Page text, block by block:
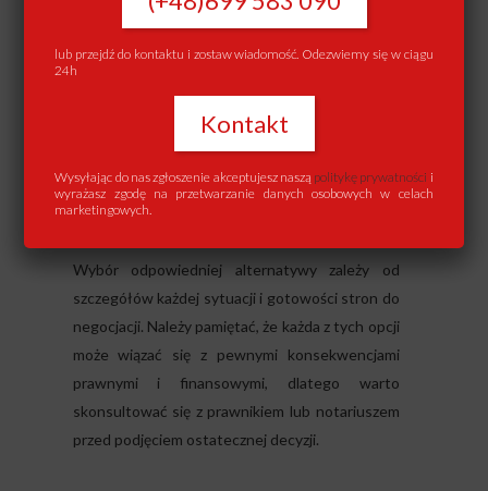
Wybór odpowiedniej alternatywy zależy od
szczegółów każdej sytuacji i gotowości stron do
negocjacji. Należy pamiętać, że każda z tych opcji
może wiązać się z pewnymi konsekwencjami
prawnymi i finansowymi, dlatego warto
skonsultować się z prawnikiem lub notariuszem
przed podjęciem ostatecznej decyzji.
lub przejdź do kontaktu i zostaw wiadomość. Odezwiemy się w ciągu
24h
Kontakt
Wysyłając do nas zgłoszenie akceptujesz naszą politykę prywatności i
wyrażasz zgodę na przetwarzanie danych osobowych w celach
marketingowych.